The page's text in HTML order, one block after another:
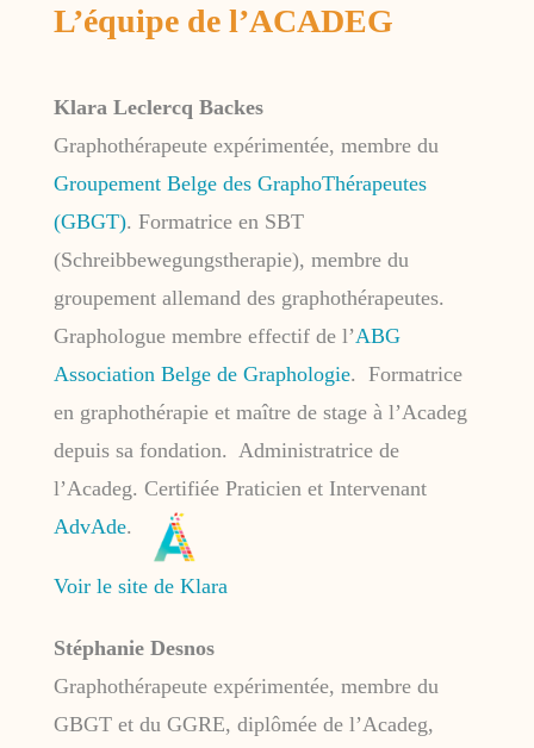
L’équipe de l’ACADEG
Klara Leclercq Backes
Graphothérapeute expérimentée, membre du
Groupement Belge des GraphoThérapeutes
(GBGT). Formatrice en SBT
(Schreibbewegungstherapie), membre du
groupement allemand des graphothérapeutes.
Graphologue membre effectif de l’ABG
Association Belge de Graphologie. Formatrice
en graphothérapie et maître de stage à l’Acadeg
depuis sa fondation. Administratrice de
l’Acadeg. Certifiée Praticien et Intervenant
AdvAde.
Voir le site de Klara
Stéphanie Desnos
Graphothérapeute expérimentée, membre du
GBGT et du GGRE, diplômée de l’Acadeg,